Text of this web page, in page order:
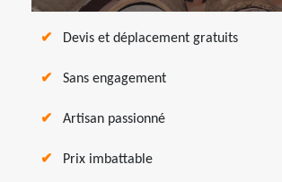
Devis et déplacement gratuits
Sans engagement
Artisan passionné
Prix imbattable